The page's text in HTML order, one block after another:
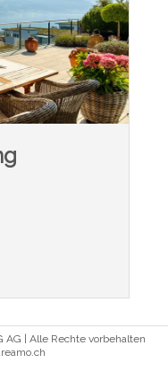
| Alle Rechte vorbehalten